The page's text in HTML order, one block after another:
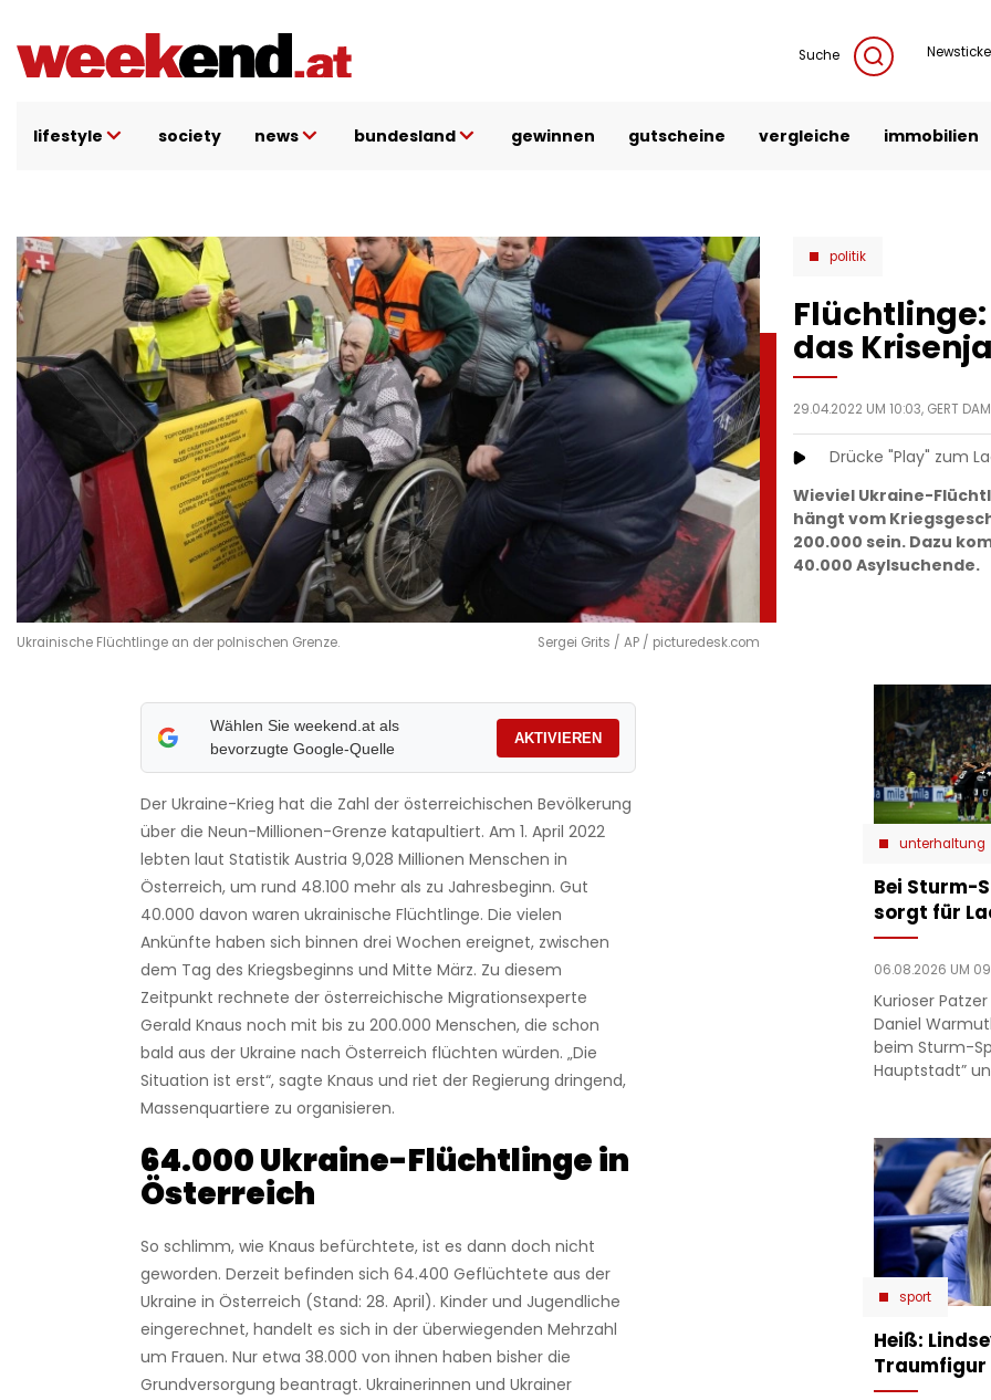
Inhalt
Suche
lifestyle society news bundesland gewinnen gutscheine vergleiche immobilien
Ukrainische Flüchtlinge an der polnischen Grenze. Sergei Grits / AP / picturedesk.com
politik
das
29.04.2022 UM 10:03, GERT
Drücke "Play" zum
Wieviel Ukraine-
hängt vom
200.000 sein. Dazu
40.000 Asylsuchende.
Wählen Sie weekend.at als
bevorzugte Google-Quelle
AKTIVIEREN
Der Ukraine-Krieg hat die Zahl der österreichischen Bevölkerung
über die Neun-Millionen-Grenze katapultiert. Am 1. April 2022
lebten laut Statistik Austria 9,028 Millionen Menschen in
Österreich, um rund 48.100 mehr als zu Jahresbeginn. Gut
40.000 davon waren ukrainische Flüchtlinge. Die vielen
Ankünfte haben sich binnen drei Wochen ereignet, zwischen
dem Tag des Kriegsbeginns und Mitte März. Zu diesem
Zeitpunkt rechnete der österreichische Migrationsexperte
Gerald Knaus noch mit bis zu 200.000 Menschen, die schon
bald aus der Ukraine nach Österreich flüchten würden. „Die
Situation ist erst“, sagte Knaus und riet der Regierung dringend,
Massenquartiere zu organisieren.
64.000 Ukraine-Flüchtlinge in
Österreich
So schlimm, wie Knaus befürchtete, ist es dann doch nicht
geworden. Derzeit befinden sich 64.400 Geflüchtete aus der
Ukraine in Österreich (Stand: 28. April). Kinder und Jugendliche
eingerechnet, handelt es sich in der überwiegenden Mehrzahl
um Frauen. Nur etwa 38.000 von ihnen haben bisher die
Grundversorgung beantragt. Ukrainerinnen und Ukrainer
unterhaltung
Bei Sturm-
sorgt für
06.08.2026 UM
Kurioser
Daniel
beim Sturm-
Hauptstadt”
sport
Heiß:
Traumfigur